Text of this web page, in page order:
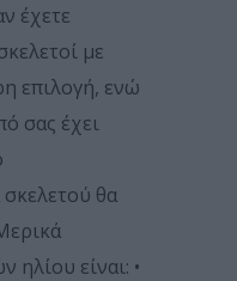
έχετε
με
επιλογή, ενώ
σας έχει
θα
ηλίου είναι: •